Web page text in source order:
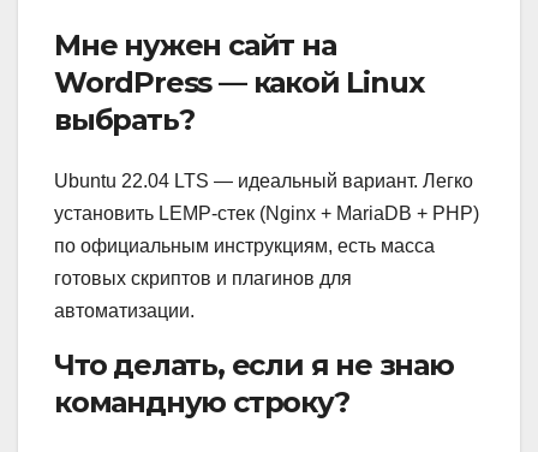
Мне нужен сайт на
WordPress — какой Linux
выбрать?
Ubuntu 22.04 LTS — идеальный вариант. Легко
установить LEMP-стек (Nginx + MariaDB + PHP)
по официальным инструкциям, есть масса
готовых скриптов и плагинов для
автоматизации.
Что делать, если я не знаю
командную строку?